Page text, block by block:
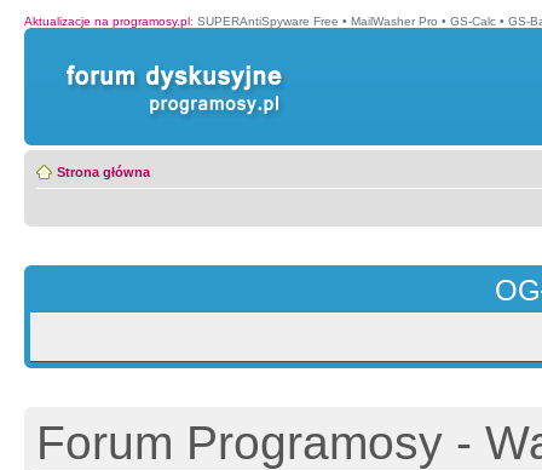
Aktualizacje na programosy.pl: SUPERAntiSpyware Free • MailWasher Pro • GS-Calc • GS-
Strona główna
Forum Programosy -